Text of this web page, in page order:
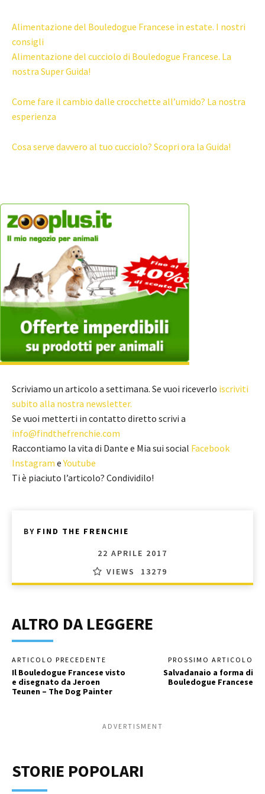
Alimentazione del Bouledogue Francese in estate. I nostri
consigli
Alimentazione del cucciolo di Bouledogue Francese. La
nostra Super Guida!
Come fare il cambio dalle crocchette all’umido? La nostra
esperienza
Cosa serve davvero al tuo cucciolo? Scopri ora la Guida!
Scriviamo un articolo a settimana. Se vuoi riceverlo iscriviti
subito alla nostra newsletter.
Se vuoi metterti in contatto diretto scrivi a
info@findthefrenchie.com
Raccontiamo la vita di Dante e Mia sui social Facebook
Instagram eYoutube
Ti è piaciuto l’articolo? Condividilo!
BY FIND THE FRENCHIE
22 APRILE 2017
VIEWS
13279
ALTRO DA LEGGERE
ARTICOLO PRECEDENTE
Il Bouledogue Francese visto
e disegnato da Jeroen
Teunen – The Dog Painter
PROSSIMO ARTICOLO
Salvadanaio a forma di
Bouledogue Francese
ADVERTISMENT
STORIE POPOLARI